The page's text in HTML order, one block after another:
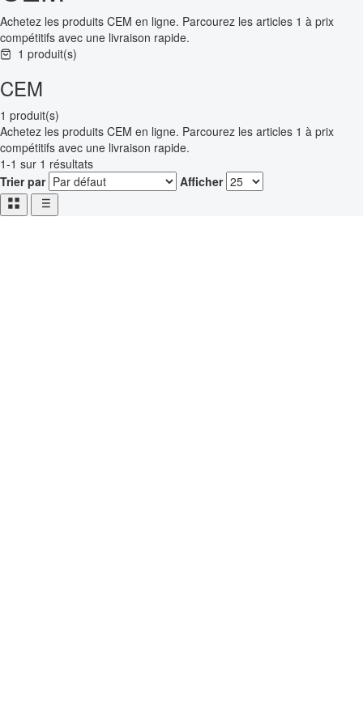
Achetez les produits CEM en ligne. Parcourez les articles 1 à prix
compétitifs avec une livraison rapide.
1 produit(s)
CEM
1 produit(s)
Achetez les produits CEM en ligne. Parcourez les articles 1 à prix
compétitifs avec une livraison rapide.
1-1 sur 1 résultats
Trier par
Afficher